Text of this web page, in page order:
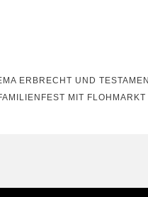
ERBRECHT UND
MIT